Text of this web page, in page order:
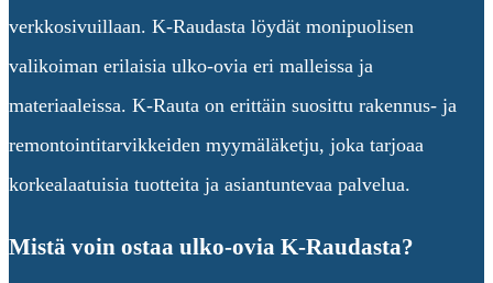
verkkosivuillaan. K-Raudasta löydät monipuolisen
valikoiman erilaisia ulko-ovia eri malleissa ja
materiaaleissa. K-Rauta on erittäin suosittu rakennus- ja
remontointitarvikkeiden myymäläketju, joka tarjoaa
korkealaatuisia tuotteita ja asiantuntevaa palvelua.
Mistä voin ostaa ulko-ovia K-Raudasta?